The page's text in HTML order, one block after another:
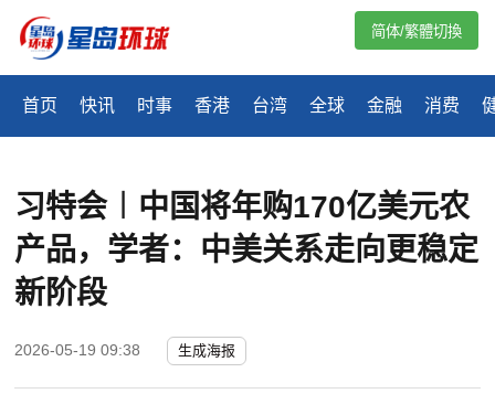
首页 快讯 时事 香港 台湾 全球 金融 消费
简体/繁體切換
习特会︱中国将年购170亿美元农
产品，学者：中美关系走向更稳定
新阶段
2026-05-19 09:38 生成海报